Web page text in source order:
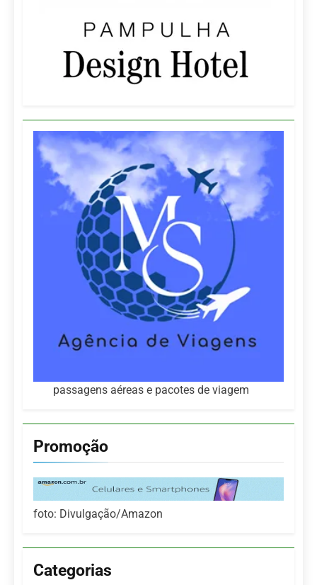
passagens aéreas e pacotes de viagem
Promoção
foto: Divulgação/Amazon
Categorias